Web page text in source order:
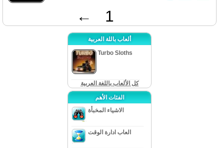
← 1
ألعاب باللة العربية
Turbo Sloths
كل الألعاب باللغة العربية
الفئات الأهم
الاشياء المخبأة
العاب ادارة الوقت